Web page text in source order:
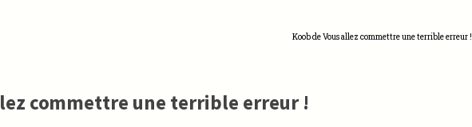
Koob de Vous allez commettre une terrible erreur !
commettre une terrible erreur !